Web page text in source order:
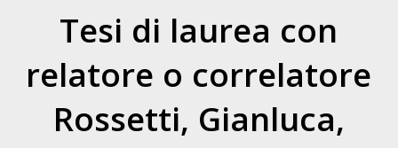
Tesi di laurea con
relatore o correlatore
Rossetti, Gianluca,